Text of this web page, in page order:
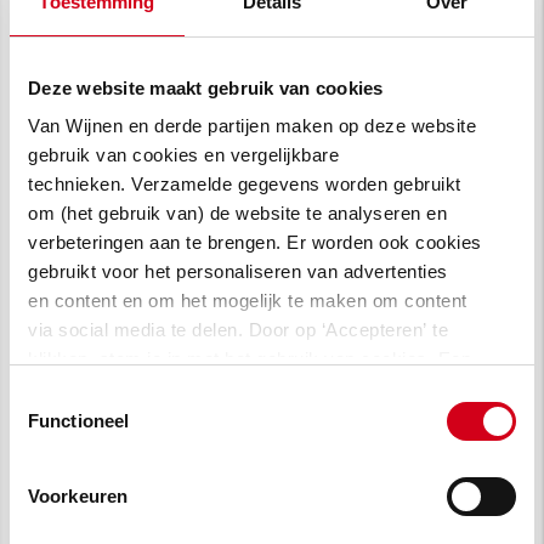
Deze website maakt gebruik van cookies
Van Wijnen en derde partijen maken op deze website
gebruik van cookies en vergelijkbare
technieken. Verzamelde gegevens worden gebruikt
om (het gebruik van) de website te analyseren en
verbeteringen aan te brengen. Er worden ook cookies
gebruikt voor het personaliseren van advertenties
en content en om het mogelijk te maken om content
via social media te delen. Door op ‘Accepteren’ te
vragen lees je in
Functioneel
Voorkeuren
Welzijnsbevorderende
plek
Bij de ontwikkeling van de plannen zijn
bewoners en medewerkers van het
Maartenshuis nadrukkelijk betrokken. Zoveel
mogelijk wensen van de bewoners zijn
ingepast. De bewoners zijn mensen met niet
hersenbloeding evenals mensen met ALS.
Maatwerk voor